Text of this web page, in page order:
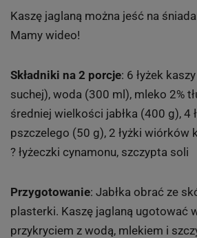
Kaszę jaglaną można jeść na
Mamy wideo!
Składniki na 2 porcje: 6 łyżek
suchej), woda (300 ml), mleko 2%
średniej wielkości jabłka (400 g), 4
pszczelego (50 g), 2 łyżki wiórków
? łyżeczki cynamonu, szczypta soli
Przygotowanie: Jabłka obrać ze
plasterki. Kaszę jaglaną ugotować
przykryciem z wodą, mlekiem i